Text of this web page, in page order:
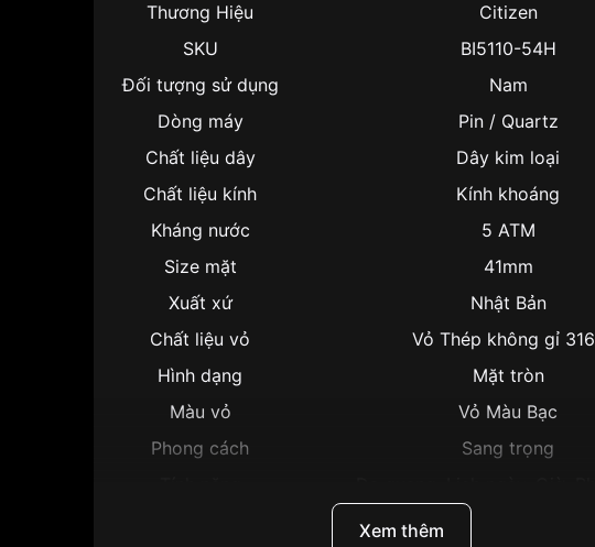
Thương Hiệu
Citizen
SKU
BI5110-54H
Đối tượng sử dụng
Nam
Dòng máy
Pin / Quartz
Chất liệu dây
Dây kim loại
Chất liệu kính
Kính khoáng
Kháng nước
5 ATM
Size mặt
41mm
Xuất xứ
Nhật Bản
Chất liệu vỏ
Vỏ Thép không gỉ
Hình dạng
Mặt tròn
Màu vỏ
Vỏ Màu Bạc
Phong cách
Sang trọng
Xem thêm